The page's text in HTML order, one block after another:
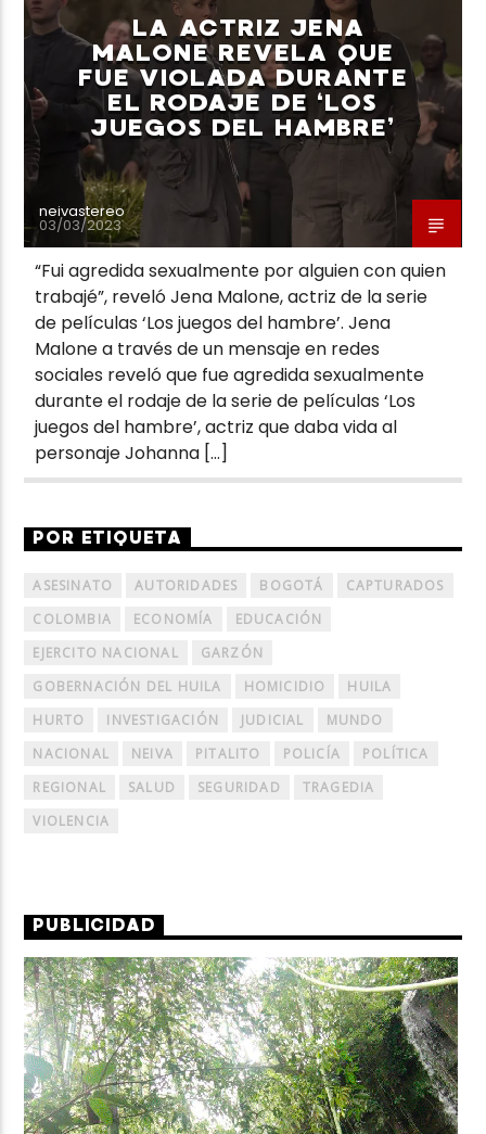
Neiva Estereo
LA ACTRIZ JENA
MALONE REVELA QUE
FUE VIOLADA DURANTE
EL RODAJE DE ‘LOS
JUEGOS DEL HAMBRE’
neivastereo
03/03/2023
“Fui agredida sexualmente por alguien con quien
trabajé”, reveló Jena Malone, actriz de la serie
de películas ‘Los juegos del hambre’. Jena
Malone a través de un mensaje en redes
sociales reveló que fue agredida sexualmente
durante el rodaje de la serie de películas ‘Los
juegos del hambre’, actriz que daba vida al
personaje Johanna […]
POR ETIQUETA
ASESINATO AUTORIDADES BOGOTÁ
CAPTURADOS
COLOMBIA
ECONOMÍA
EDUCACIÓN
EJERCITO NACIONAL
GARZÓN
GOBERNACIÓN DEL HUILA
HOMICIDIO
HUILA
HURTO
INVESTIGACIÓN JUDICIAL
MUNDO
NACIONAL
NEIVA PITALITO POLICÍA
POLÍTICA
REGIONAL
SALUD SEGURIDAD
TRAGEDIA
VIOLENCIA
PUBLICIDAD